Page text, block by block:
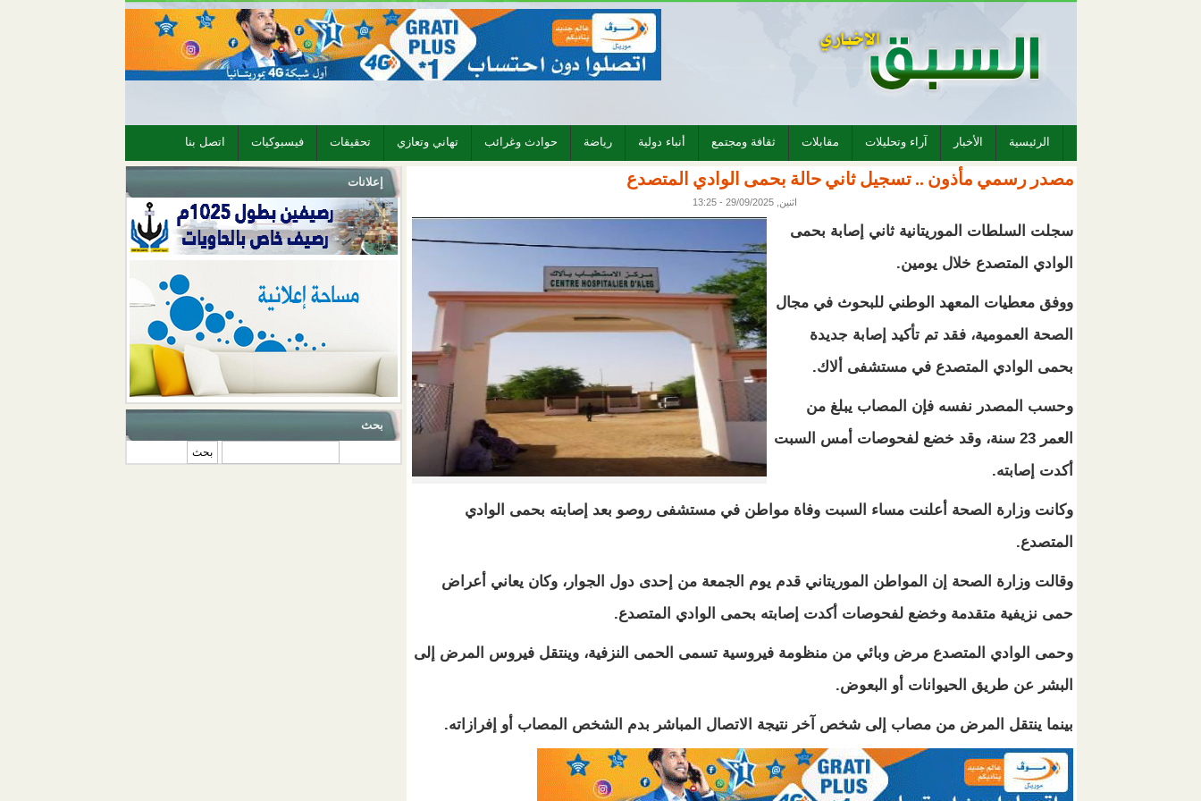
الرئيسية الأخبار آراء وتحليلات مقابلات ثقافة ومجتمع أنباء دولية رياضة حوادث وغرائب تهاني وتعازي تحقيقات فيسبوكيات اتصل بنا
إعلانات
بحث
مصدر رسمي مأذون .. تسجيل ثاني حالة بحمى الوادي المتصدع
اثنين, 29/09/2025 - 13:25
سجلت السلطات الموريتانية ثاني إصابة بحمى
الوادي المتصدع خلال يومين.
ووفق معطيات المعهد الوطني للبحوث في مجال
الصحة العمومية، فقد تم تأكيد إصابة جديدة
بحمى الوادي المتصدع في مستشفى ألاك.
وحسب المصدر نفسه فإن المصاب يبلغ من
العمر 23 سنة، وقد خضع لفحوصات أمس السبت
أكدت إصابته.
وكانت وزارة الصحة أعلنت مساء السبت وفاة مواطن في مستشفى روصو بعد إصابته بحمى الوادي
المتصدع.
وقالت وزارة الصحة إن المواطن الموريتاني قدم يوم الجمعة من إحدى دول الجوار، وكان يعاني أعراض
حمى نزيفية متقدمة وخضع لفحوصات أكدت إصابته بحمى الوادي المتصدع.
وحمى الوادي المتصدع مرض وبائي من منظومة فيروسية تسمى الحمى النزفية، وينتقل فيروس المرض إلى
البشر عن طريق الحيوانات أو البعوض.
بينما ينتقل المرض من مصاب إلى شخص آخر نتيجة الاتصال المباشر بدم الشخص المصاب أو إفرازاته.